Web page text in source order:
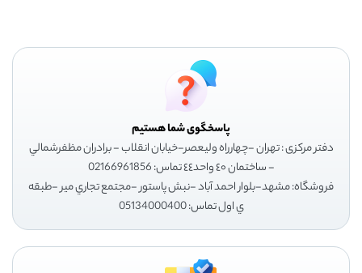
پاسخگوی شما هستیم
دفتر مرکزی : تهران -چهارراه وليعصر-خيابان انقلاب - برادران مظفرشمالي
- ساختمان ٤٠ واحد٤٤ تماس: 02166961856
فروشگاه: مشهد-بلوار احمد آباد -نبش پاستور -مجتمع تجاري مير -طبقه
ي اول تماس: 05134000400